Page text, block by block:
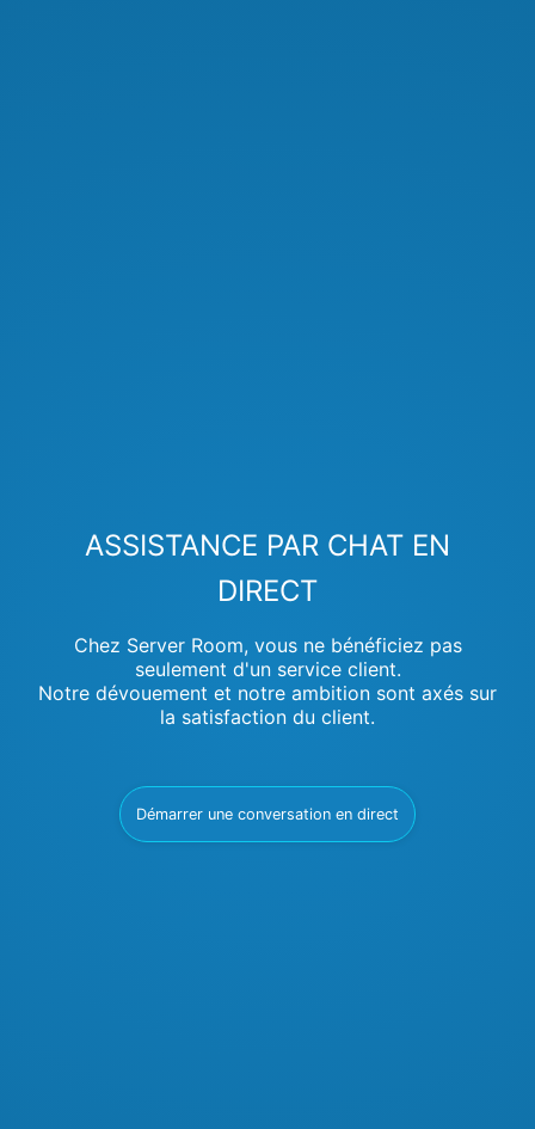
ASSISTANCE PAR CHAT EN
DIRECT
Chez Server Room, vous ne bénéficiez pas
seulement d'un service client.
Notre dévouement et notre ambition sont axés sur
la satisfaction du client.
Démarrer une conversation en direct